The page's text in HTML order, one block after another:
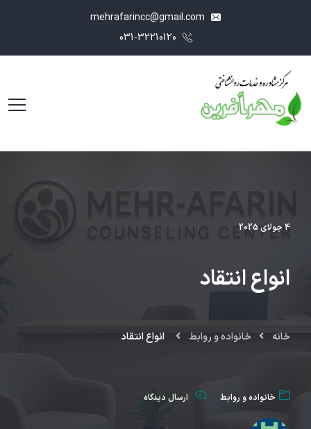
4 جولای 2025
انواع انتقاد
خانه خانواده و روابط انواع انتقاد
خانواده و روابط ارسال دیدگاه